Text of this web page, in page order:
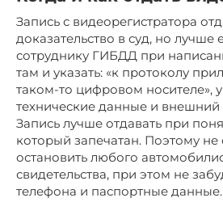
Запись с видеорегистратора
доказательство в суд, но лучше
сотруднику ГИБДД при
там и указать: «к протоколу
таком-то цифровом носителе»,
технические данные и внешний
Запись лучше отдавать при
который запечатан. Поэтому не
остановить любого
свидетельства, при этом не
телефона и паспортные данные.